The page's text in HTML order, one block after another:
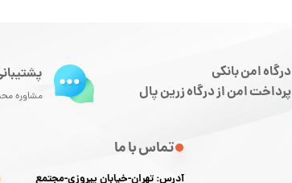
تماس با ما
آدرس: تهران-خیابان پیروزی-مجتمع
درگاه امن بانکی
پرداخت امن از درگاه زرین پال
مشاوره